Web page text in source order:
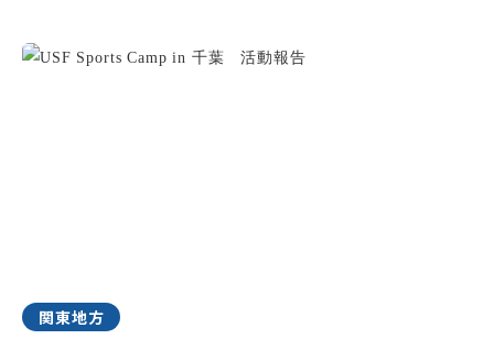
関東地方